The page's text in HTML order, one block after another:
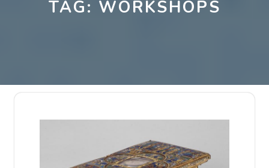
TAG: WORKSHOPS